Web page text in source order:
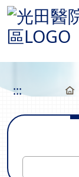
:::